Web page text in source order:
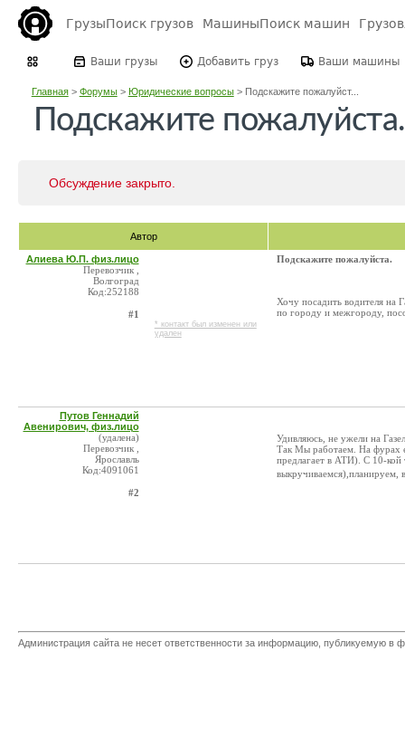
ГрузыПоиск грузов МашиныПоиск машин
Ваши грузы Добавить груз Ваши машины
Главная> Форумы> Юридические вопросы> Подскажите пожалуйст...
Подскажите пожалуйста.
Обсуждение закрыто.
Автор
Алиева Ю.П. физ.лицо
Перевозчик ,
Волгоград
Код:252188
#1
* контакт был изменен или
удален
Подскажите пожалуйста.
Хочу посадить водителя на
по городу и межгороду,
Путов Геннадий
Авенирович, физ.лицо
(удалена)
Перевозчик ,
Ярославль
Код:4091061
#2
Удивляюсь, не ужели на
Так Мы работаем. На фурах
предлагает в АТИ). С 10-кой
выкручиваемся),планируем,
Администрация сайта не несет ответственности за информацию, публикуемую